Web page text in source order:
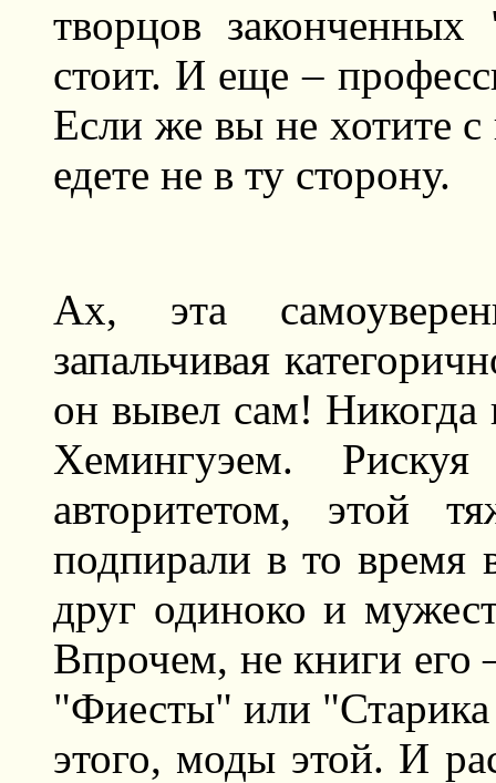
творцов
стоит. И еще –
Если же вы не хотите с
едете не в ту сторону.
Ах, эта
запальчивая
он вывел сам! Никогда
Хемингуэем.
авторитетом, этой
подпирали в то время
друг одиноко и
Впрочем, не книги
"Фиесты" или
этого, моды этой. И